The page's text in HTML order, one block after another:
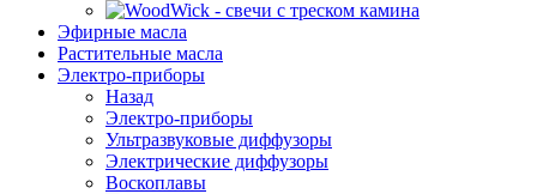
Эфирные масла
Растительные масла
Электро-приборы
Назад
Электро-приборы
Ультразвуковые диффузоры
Электрические диффузоры
Воскоплавы